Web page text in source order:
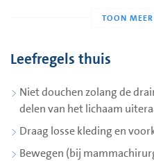
Welke van de twee is
(24 uur) onder de afgesproken
Controleer dagelijks of de
afbeelding 3).
Is deze omhoog gekomen,
Leefregels thuis
Niet douchen zolang de
delen van het lichaam
Draag losse kleding en
Bewegen (bij